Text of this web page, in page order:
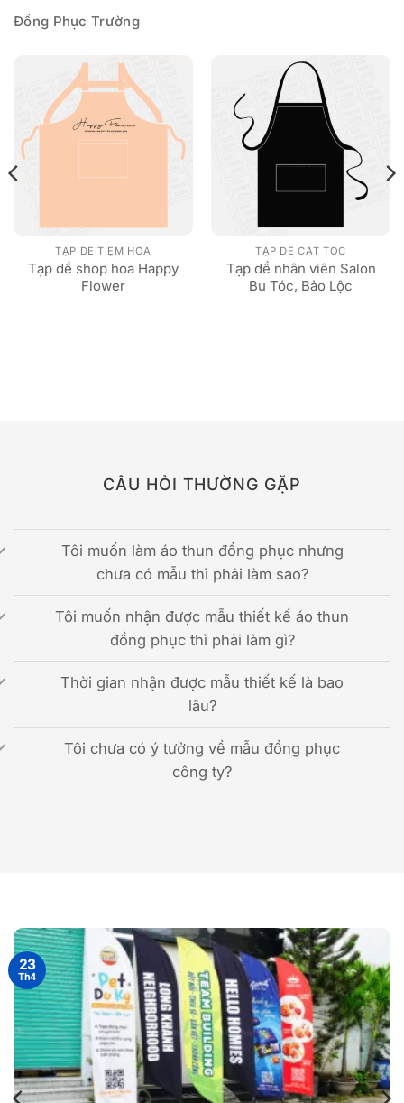
Đồng Phục Trường
TẠP DỀ TIỆM HOA
Tạp dề shop hoa Happy
Flower
TẠP DỀ CẮT TÓC
Tạp dề nhân viên Salon
Bu Tóc, Bảo Lộc
CÂU HỎI THƯỜNG GẶP
Tôi muốn làm áo thun đồng phục nhưng
chưa có mẫu thì phải làm sao?
Tôi muốn nhận được mẫu thiết kế áo thun
đồng phục thì phải làm gì?
Thời gian nhận được mẫu thiết kế là bao
lâu?
Tôi chưa có ý tưởng về mẫu đồng phục
công ty?
23
Th4